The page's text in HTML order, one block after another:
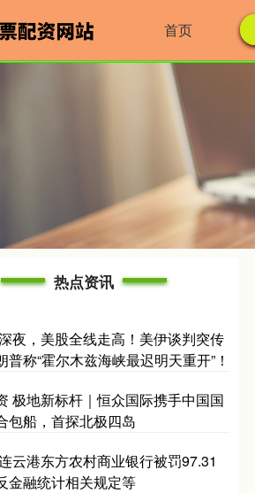
首页
热点资讯
夜，美股全线走高！美伊谈判突传
普称“霍尔木兹海峡最迟明天重开”！
极地新标杆｜恒众国际携手中国国
包船，首探北极四岛
云港东方农村商业银行被罚97.31
金融统计相关规定等